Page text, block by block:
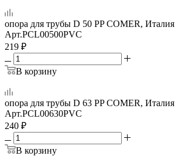
опора для трубы D 50 PP COMER, Италия
Арт.PCL00500PVC
219 ₽
В корзину
опора для трубы D 63 PP COMER, Италия
Арт.PCL00630PVC
240 ₽
В корзину